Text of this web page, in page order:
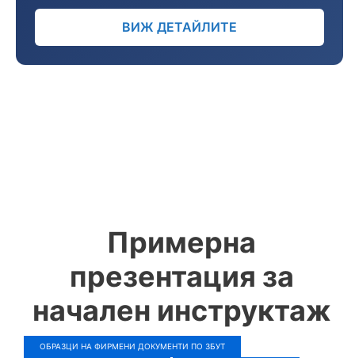
Примерна
презентация за
начален инструктаж
ОБРАЗЦИ НА ФИРМЕНИ ДОКУМЕНТИ ПО ЗБУТ
ВИЖ ДЕТАЙЛИТЕ